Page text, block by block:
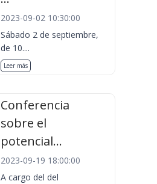
2023-09-02 10:30:00
Sábado 2 de septiembre,
de 10....
Leer más
Conferencia
sobre el
potencial...
2023-09-19 18:00:00
A cargo del del